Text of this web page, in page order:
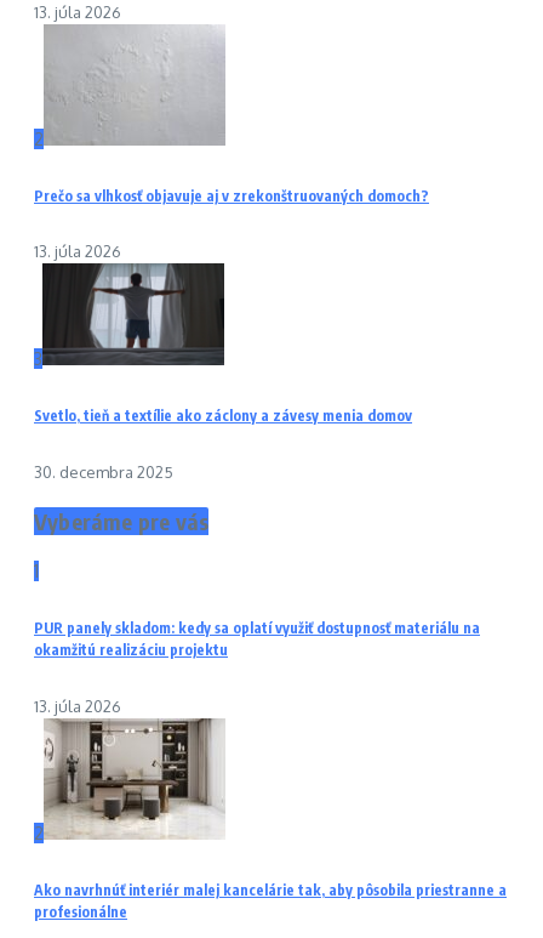
13. júla 2026
2
Prečo sa vlhkosť objavuje aj v zrekonštruovaných domoch?
13. júla 2026
3
Svetlo, tieň a textílie ako záclony a závesy menia domov
30. decembra 2025
Vyberáme pre vás
1
PUR panely skladom: kedy sa oplatí využiť dostupnosť materiálu na
okamžitú realizáciu projektu
13. júla 2026
2
Ako navrhnúť interiér malej kancelárie tak, aby pôsobila priestranne a
profesionálne